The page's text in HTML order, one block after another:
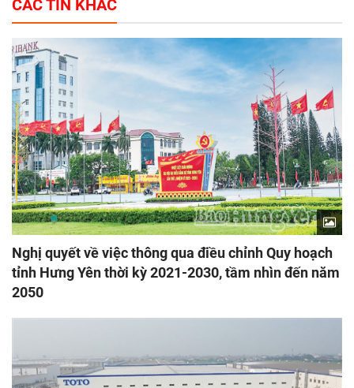
CÁC TIN KHÁC
Nghị quyết về việc thông qua điều chỉnh Quy hoạch
tỉnh Hưng Yên thời kỳ 2021-2030, tầm nhìn đến năm
2050